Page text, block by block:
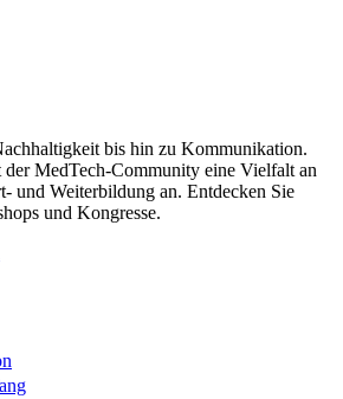
bis hin zu Kommunikation.
der MedTech-Community eine Vielfalt an
und Weiterbildung an. Entdecken Sie
und Kongresse.